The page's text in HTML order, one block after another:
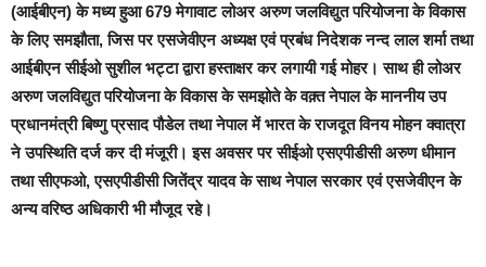
(आईबीएन) के मध्य हुआ 679 मेगावाट लोअर अरुण जलविद्युत परियोजना के विकास
के लिए समझौता, जिस पर एसजेवीएन अध्यक्ष एवं प्रबंध निदेशक नन्द लाल शर्मा तथा
आईबीएन सीईओ सुशील भट्टा द्वारा हस्ताक्षर कर लगायी गई मोहर। साथ ही लोअर
अरुण जलविद्युत परियोजना के विकास के समझोते के वक़्त नेपाल के माननीय उप
प्रधानमंत्री बिष्णु प्रसाद पौडेल तथा नेपाल में भारत के राजदूत विनय मोहन क्वात्रा
ने उपस्थिति दर्ज कर दी मंजूरी। इस अवसर पर सीईओ एसएपीडीसी अरुण धीमान
तथा सीएफओ, एसएपीडीसी जितेंद्र यादव के साथ नेपाल सरकार एवं एसजेवीएन के
अन्य वरिष्ठ अधिकारी भी मौजूद रहे।